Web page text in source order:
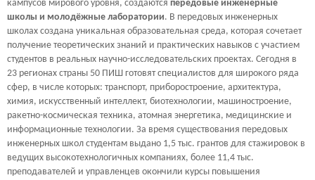
кампусов мирового уровня, создаются передовые инженерные
школы и молодёжные лаборатории. В передовых инженерных
школах создана уникальная образовательная среда, которая сочетает
получение теоретических знаний и практических навыков с участием
студентов в реальных научно-исследовательских проектах. Сегодня в
23 регионах страны 50 ПИШ готовят специалистов для широкого ряда
сфер, в числе которых: транспорт, приборостроение, архитектура,
химия, искусственный интеллект, биотехнологии, машиностроение,
ракетно-космическая техника, атомная энергетика, медицинские и
информационные технологии. За время существования передовых
инженерных школ студентам выдано 1,5 тыс. грантов для стажировок в
ведущих высокотехнологичных компаниях, более 11,4 тыс.
преподавателей и управленцев окончили курсы повышения